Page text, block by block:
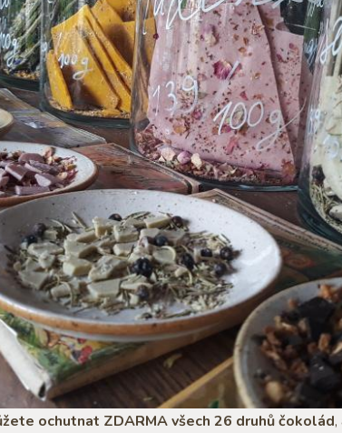
ochutnat ZDARMA všech 26 druhů čokolád